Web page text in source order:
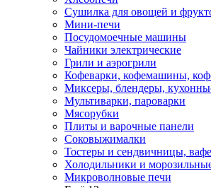
Сушилка для овощей и
Мини-печи
Посудомоечные машины
Чайники электрические
Грили и аэрогрили
Кофеварки, кофемашины,
Миксеры, блендеры,
Мультиварки, пароварки
Мясорубки
Плиты и варочные панели
Соковыжималки
Тостеры и сендвичницы,
Холодильники и
Микроволновые печи